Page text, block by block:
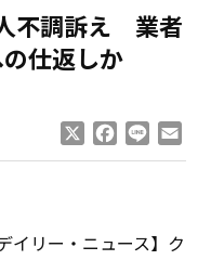
不調訴え 業者
仕返しか
Facebook
Line
イリー・ニュース】ク